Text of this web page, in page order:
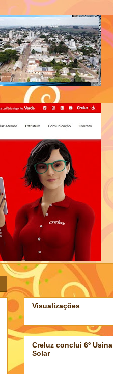
Visualizações
Creluz conclui 6º Usina
Solar